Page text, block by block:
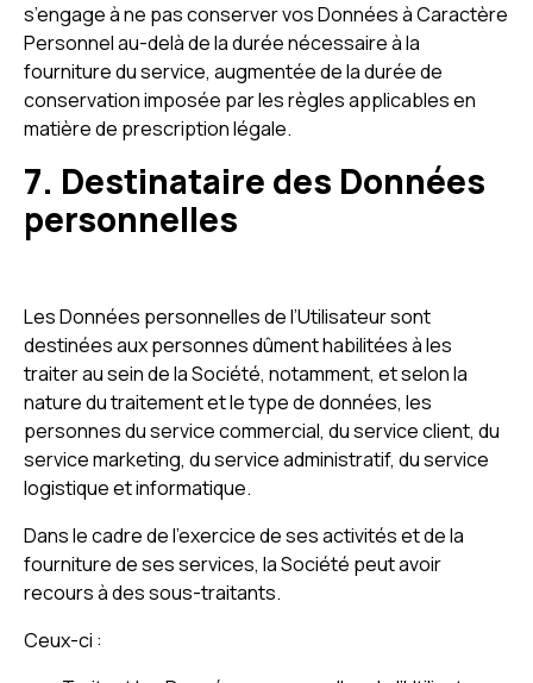
s’engage à ne pas conserver vos Données à Caractère
Personnel au-delà de la durée nécessaire à la
fourniture du service, augmentée de la durée de
conservation imposée par les règles applicables en
matière de prescription légale.
7. Destinataire des Données
personnelles
Les Données personnelles de l’Utilisateur sont
destinées aux personnes dûment habilitées à les
traiter au sein de la Société, notamment, et selon la
nature du traitement et le type de données, les
personnes du service commercial, du service client, du
service marketing, du service administratif, du service
logistique et informatique.
Dans le cadre de l’exercice de ses activités et de la
fourniture de ses services, la Société peut avoir
recours à des sous-traitants.
Ceux-ci :